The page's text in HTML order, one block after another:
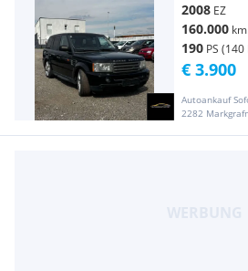
2008 EZ
160.000 km
190 PS (140
Autoankauf
2282
€ 3.900